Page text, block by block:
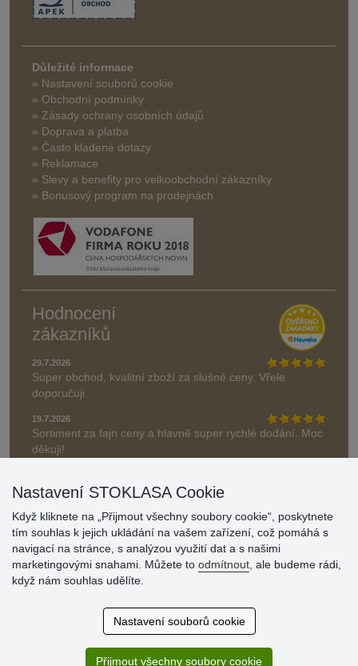
Důležité informace
» Nastavení souborů cookie
» Obchodní podmínky
» Zásady ochrany osobních údajů
» Doprava a platba
» Často kladené dotazy
» Reklamace
» Slevy a benefity pro velkoobchodní zákazníky
» Bonusový program na prodejnách
Hodnocení
zákazníků
29.7.2026
Super obchod, kvalitní zboží za slušné ceny. Vřele
doporučuji.
19.7.2026
Sortiment za fajn ceny a hlavně super rychlé dodání. Moc
děkuji!.
» Aktuálně 19084 recenzí
* Recenze neověřujeme
Nastavení STOKLASA Cookie
Když kliknete na „Přijmout všechny soubory cookie“, poskytnete
tím souhlas k jejich ukládání na vašem zařízení, což pomáhá s
navigací na stránce, s analýzou využití dat a s našimi
marketingovými snahami. Můžete to odmítnout , ale budeme rádi,
když nám souhlas udělíte.
Nastavení souborů cookie
Přijmout všechny soubory cookie